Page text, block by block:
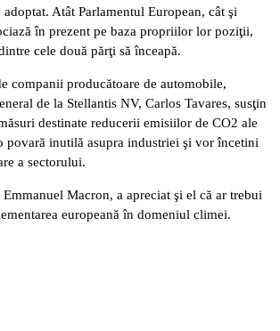
Atât Parlamentul European, cât şi
în prezent pe baza propriilor lor poziţii,
cele două părţi să înceapă.
companii producătoare de automobile,
de la Stellantis NV, Carlos Tavares, susţin
destinate reducerii emisiilor de CO2 ale
povară inutilă asupra industriei şi vor încetini
a sectorului.
Emmanuel Macron, a apreciat şi el că ar trebui
europeană în domeniul climei.